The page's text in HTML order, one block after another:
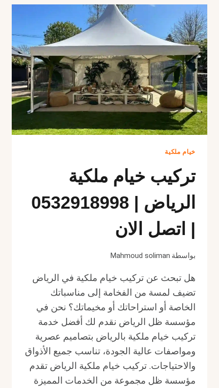
خيام ملكية
تركيب خيام ملكية
الرياض | 0532918998
| اتصل الان
بواسطة Mahmoud soliman
هل تبحث عن تركيب خيام ملكية في الرياض
تضيف لمسة من الفخامة إلى مناسباتك
الخاصة أو استراحاتك أو مخيماتك؟ نحن في
مؤسسة ظل الرياض نقدم لك أفضل خدمة
تركيب خيام ملكية بالرياض بتصاميم عصرية
ومواصفات عالية الجودة، تناسب جميع الأذواق
والاحتياجات. تركيب خيام ملكية الرياض تقدم
مؤسسة ظل مجموعة من الخدمات المميزة